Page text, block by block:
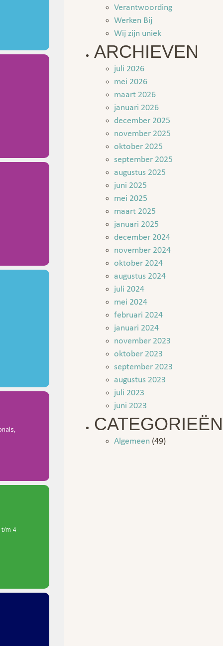
m 4
Verantwoording
Werken Bij
Wij zijn uniek
ARCHIEVEN
juli 2026
mei 2026
maart 2026
januari 2026
december 2025
november 2025
oktober 2025
september 2025
augustus 2025
juni 2025
mei 2025
maart 2025
januari 2025
december 2024
november 2024
oktober 2024
augustus 2024
juli 2024
mei 2024
februari 2024
januari 2024
november 2023
oktober 2023
september 2023
augustus 2023
juli 2023
juni 2023
CATEGORIEËN
Algemeen (49)